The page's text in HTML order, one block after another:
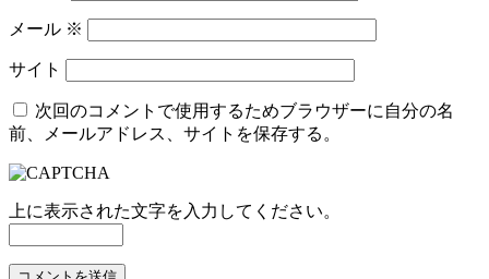
メール ※
サイト
次回のコメントで使用するためブラウザーに自分の名
前、メールアドレス、サイトを保存する。
上に表示された文字を入力してください。